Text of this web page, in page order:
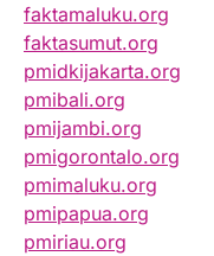
faktamaluku.org
faktasumut.org
pmidkijakarta.org
pmibali.org
pmijambi.org
pmigorontalo.org
pmimaluku.org
pmipapua.org
pmiriau.org